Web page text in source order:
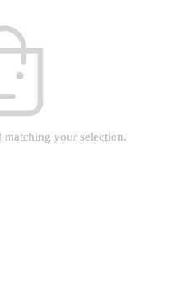
your selection.